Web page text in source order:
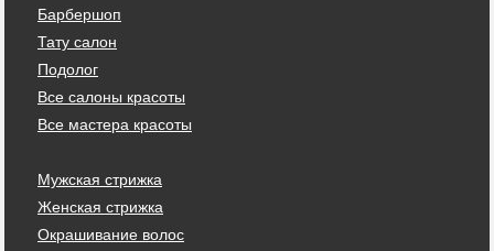
Барбершоп
Тату салон
Подолог
Все салоны красоты
Все мастера красоты
Мужская стрижка
Женская стрижка
Окрашивание волос